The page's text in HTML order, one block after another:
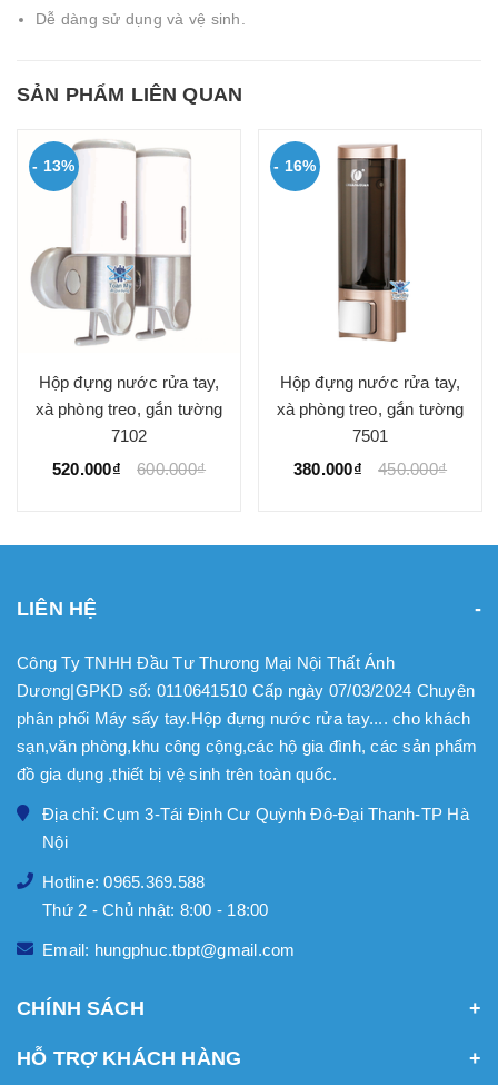
Dễ dàng sử dụng và vệ sinh.
SẢN PHẨM LIÊN QUAN
- 13%
Hộp đựng nước rửa tay,
xà phòng treo, gắn tường
7102
520.000₫
600.000₫
- 16%
Hộp đựng nước rửa tay,
xà phòng treo, gắn tường
7501
380.000₫
450.000₫
LIÊN HỆ
Công Ty TNHH Đầu Tư Thương Mại Nội Thất Ánh
Dương|GPKD số: 0110641510 Cấp ngày 07/03/2024 Chuyên
phân phối Máy sấy tay.Hộp đựng nước rửa tay.... cho khách
sạn,văn phòng,khu công cộng,các hộ gia đình, các sản phẩm
đồ gia dụng ,thiết bị vệ sinh trên toàn quốc.
Địa chỉ: Cụm 3-Tái Định Cư Quỳnh Đô-Đại Thanh-TP Hà
Nội
Hotline: 0965.369.588
Thứ 2 - Chủ nhật: 8:00 - 18:00
Email: hungphuc.tbpt@gmail.com
CHÍNH SÁCH
HỖ TRỢ KHÁCH HÀNG